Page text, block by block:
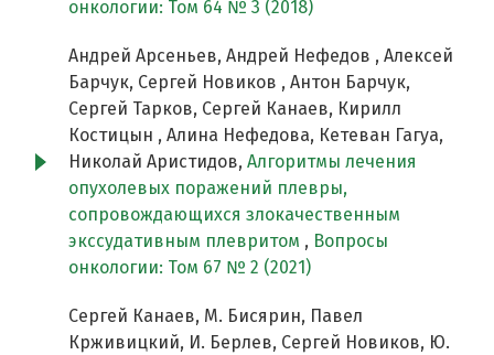
онкологии: Том 64 № 3 (2018)
Андрей Арсеньев, Андрей Нефедов , Алексей
Барчук, Сергей Новиков , Антон Барчук,
Сергей Тарков, Сергей Канаев, Кирилл
Костицын , Алина Нефедова, Кетеван Гагуа,
Николай Аристидов, Алгоритмы лечения
опухолевых поражений плевры,
сопровождающихся злокачественным
экссудативным плевритом , Вопросы
онкологии: Том 67 № 2 (2021)
Сергей Канаев, М. Бисярин, Павел
Крживицкий, И. Берлев, Сергей Новиков, Ю.